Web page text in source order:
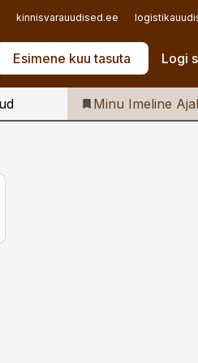
kinnisvarauudised.ee
Esimene kuu tasuta Logi
Iseteenindus
Telli Imeline Ajalugu
Minu Imeline